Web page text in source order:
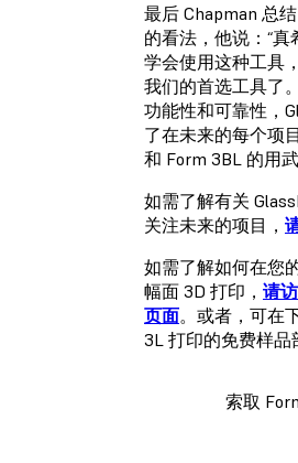
最后 Chapman 总
的看法，他说：“
学会使用这种工具
我们的首选工具了
功能性和可靠性，
了在未来的每个项
和 Form 3BL 的用武
如需了解有关
关注未来的项目，
如需了解如何在您
幅面 3D 打印， 请
页面。或者，可在
3L 打印的免费样品
索取